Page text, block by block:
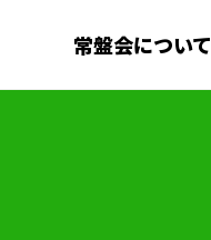
常盤会について